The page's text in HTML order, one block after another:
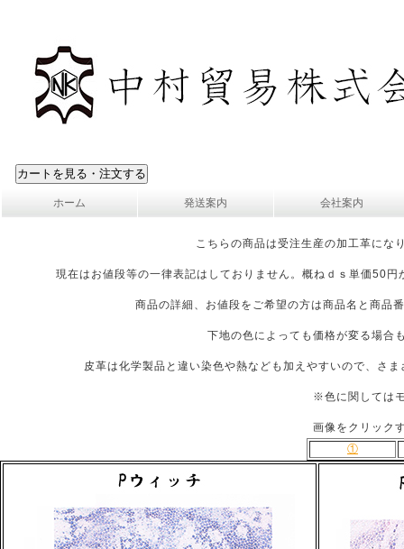
ホーム 発送案内 会社案内
こちらの商品は受注生産の加工革に
現在はお値段等の一律表記はしておりません。概ねｄｓ単価50
商品の詳細、お値段をご希望の方は商品名と商品
下地の色によっても価格が変る場
皮革は化学製品と違い染色や熱なども加えやすいので、さ
※色に関しては
画像をクリック
①